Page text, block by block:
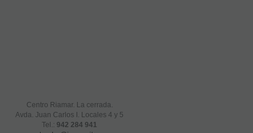
Centro Riamar. La cerrada.
Avda. Juan Carlos I. Locales 4 y 5
Tel.: 942 284 941